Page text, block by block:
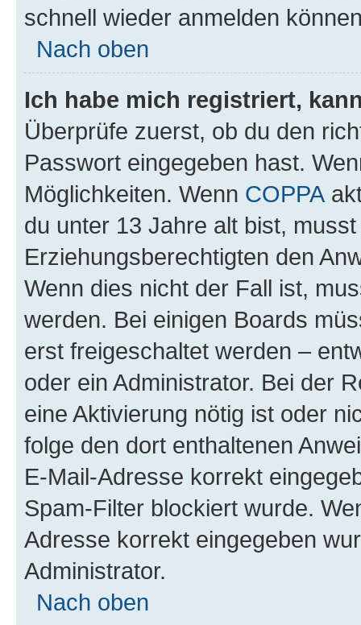
schnell wieder anmelden
Nach oben
Ich habe mich registriert,
Überprüfe zuerst, ob du den
Passwort eingegeben hast.
Möglichkeiten. Wenn COPPA
du unter 13 Jahre alt bist,
Erziehungsberechtigten den
Wenn dies nicht der Fall ist,
werden. Bei einigen Boards
erst freigeschaltet werden –
oder ein Administrator. Bei der
eine Aktivierung nötig ist oder
folge den dort enthaltenen
E-Mail-Adresse korrekt
Spam-Filter blockiert wurde.
Adresse korrekt eingegeben
Administrator.
Nach oben